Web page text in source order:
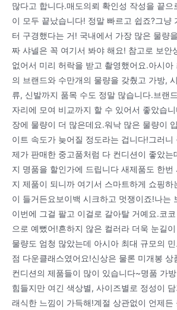
많다고 합니다.매도의뢰 확인성 작성을 끝으
이 모두 끝났습니다! 정말 빠르고 쉽죠?그냥
터 구경했다는 거! 국내에서 가장 많은 물량
짜 샤넬은 꼭 여기서 봐야 해요! 참고로 보안
없어서 미리 허락을 받고 촬영했어요.아시아
의 브랜드와 수만개의 물량을 갖췄고 가방,
류, 신발까지 품목 수도 정말 많습니다.브랜
자리에 모여 비교까지 할 수 있어서 좋았습
장에 물량이 더 많은데요.워낙 많은 물량이
이트 속도가 늦어질 정도라는 겁니다!그러니
제가 판매한 중고품처럼 다 컨디션이 좋았는
지 명품을 할인가에 드립니다 새제품도 한번
지 제품이 되니까 여기서 스마트하게 쇼핑하
이 들거든요보이백 시크하고 멋쟁이죠!나는
이번에 그걸 팔고 이걸로 갈아탈 거예요.코
으로 예뻤어!흔하지 않은 컬러라 더욱 눈길
물량도 엄청 많았는데 아시아 최대 규모의
점 다운클래스였어요!신상은 물론 미개봉 상
컨디션의 제품들이 많이 있습니다~명품 가
힘들지만 여긴 색상별, 사이즈별로 정성이
래식한 느낌이 가득해!계절 상관없이 언제든